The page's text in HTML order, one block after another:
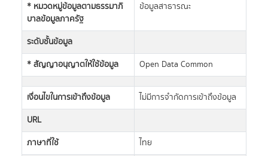
* หมวดหมู่ข้อมูลตามธรรมาภิ
บาลข้อมูลภาครัฐ
ข้อมูลสาธารณะ
ระดับชั้นข้อมูล
* สัญญาอนุญาตให้ใช้ข้อมูล
Open Data Common
เงื่อนไขในการเข้าถึงข้อมูล
ไม่มีการจำกัดการเข้าถึงข้อมูล
URL
ภาษาที่ใช้
ไทย